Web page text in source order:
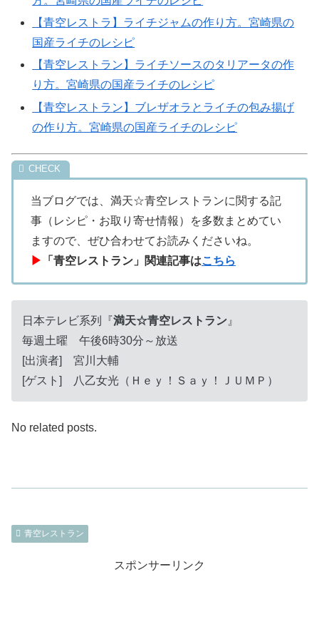
【青空レストラ】ライチジャムの作り方。宮崎県の
国産ライチのレシピ
【青空レストラン】ライチソースのタリアータの作
り方。宮崎県の国産ライチのレシピ
【青空レストラン】ブレザオラとライチの包み揚げ
の作り方。宮崎県の国産ライチのレシピ
当ブログでは、満天☆青空レストランに関する記
事（レシピ・お取り寄せ情報）を多数まとめてい
ますので、ぜひ合わせてお読みくださいね。
▶
「青空レストラン」関連記事はこちら
日本テレビ系列『満天☆青空レストラン』
毎週土曜 午後6時30分～放送
[出演者] 宮川大輔
[ゲスト] 八乙女光（Ｈｅｙ！Ｓａｙ！ＪＵＭＰ）
No related posts.
青空レストラン
スポンサーリンク